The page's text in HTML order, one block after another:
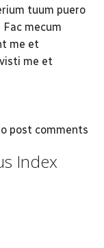
tuum puero
mecum
me et
me et
post comments
Index